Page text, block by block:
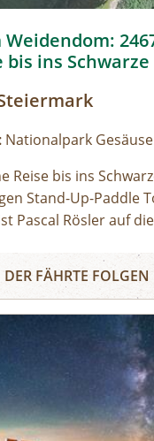
bis ins
Nationalpark
Reise bis ins
Stand-Up-Paddle
Pascal Rösler auf die
über Isar und Donau
Regie: Anton
2467km –
DER FÄHRTE FOLGEN